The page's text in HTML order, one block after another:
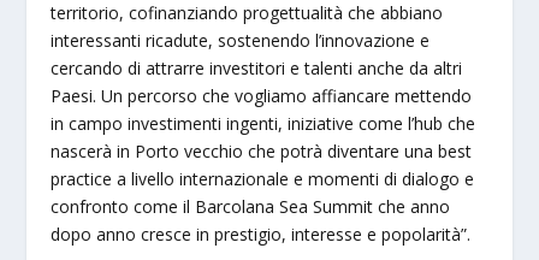
territorio, cofinanziando progettualità che abbiano
interessanti ricadute, sostenendo l’innovazione e
cercando di attrarre investitori e talenti anche da altri
Paesi. Un percorso che vogliamo affiancare mettendo
in campo investimenti ingenti, iniziative come l’hub che
nascerà in Porto vecchio che potrà diventare una best
practice a livello internazionale e momenti di dialogo e
confronto come il Barcolana Sea Summit che anno
dopo anno cresce in prestigio, interesse e popolarità”.